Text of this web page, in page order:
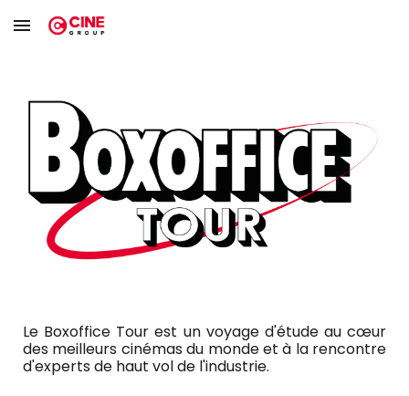
Skip to main content
Le Boxoffice Tour est un voyage d'étude au cœur
des meilleurs cinémas du monde et à la rencontre
d'experts de haut vol de l'industrie.